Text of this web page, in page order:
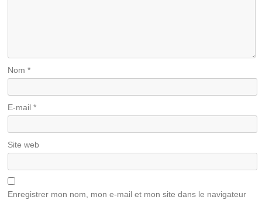
Nom*
E-mail*
Site web
Enregistrer mon nom, mon e-mail et mon site dans le navigateur